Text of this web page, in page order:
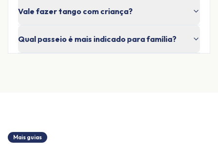
Vale fazer tango com criança?
Qual passeio é mais indicado para família?
Mais guias